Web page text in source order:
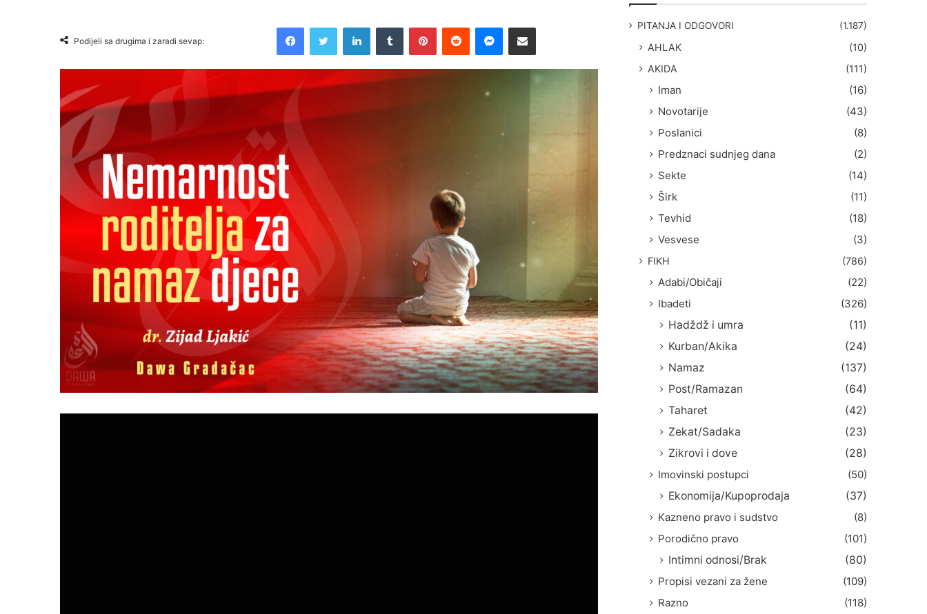
Podijeli sa drugima i zaradi sevap:
PITANJA I ODGOVORI (1.187)
AHLAK
(10)
AKIDA
(111)
Iman
(16)
Novotarije
(43)
Poslanici
(8)
Predznaci sudnjeg dana
(2)
Sekte
(14)
Širk
(11)
Tevhid
(18)
Vesvese
(3)
FIKH (786)
Adabi/Običaji
(22)
Ibadeti
(326)
Hadždž i umra
(11)
Kurban/Akika
(24)
Namaz
(137)
Post/Ramazan
(64)
Taharet
(42)
Zekat/Sadaka
(23)
Zikrovi i dove
(28)
Imovinski postupci
(50)
Ekonomija/Kupoprodaja
(37)
Kazneno pravo i sudstvo
(8)
Porodično pravo
(101)
Intimni odnosi/Brak
(80)
Propisi vezani za žene
(109)
Razno
(118)